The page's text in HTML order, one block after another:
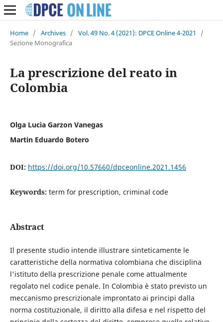
Home / Archives / Vol. 49 No. 4 (2021): DPCE Online 4-2021
/
Sezione Monografica
La prescrizione del reato in
Colombia
Olga Lucia Garzon Vanegas
Martin Eduardo Botero
DOI: https://doi.org/10.57660/dpceonline.2021.1456
Keywords: term for prescription, criminal code
Abstract
Il presente studio intende illustrare sinteticamente le
caratteristiche della normativa colombiana che disciplina
l'istituto della prescrizione penale come attualmente
regolato nel codice penale. In Colombia è stato previsto un
meccanismo prescrizionale improntato ai principi dalla
norma costituzionale, il diritto alla difesa e nel rispetto del